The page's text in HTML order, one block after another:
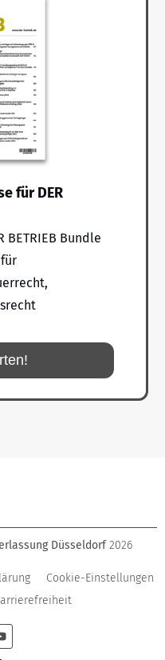
für DER
BETRIEB Bundle
Düsseldorf 2026
Cookie-Einstellungen